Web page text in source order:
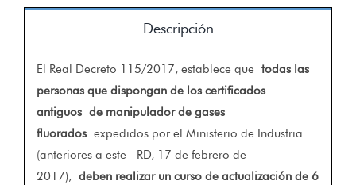
Descripción
El Real Decreto 115/2017, establece que todas las
personas que dispongan de los certificados
antiguos de manipulador de gases
fluoradosexpedidos por el Ministerio de Industria
(anteriores a este RD, 17 de febrero de
2017),deben realizar un curso de actualización de 6